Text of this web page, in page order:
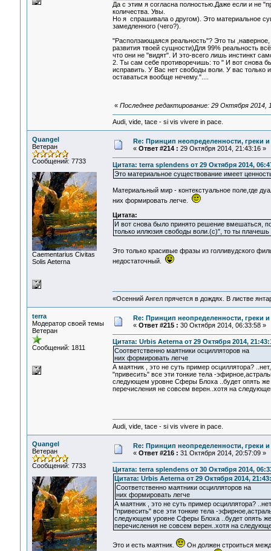
Да с этим я согласна полностью.Даже если и не
количества. Увы.
Но я спрашивала о другом). Это материальное
замедленного (чего?).
"Расползающаяся реальность"? Это ты
развития твоей сущности)Для 99% реальность
что они не "видят". И это-всего лишь инстинкт
2. Ты сам себе противоречишь: то " И вот снова
исправить. У Вас нет свободы воли. У вас
оставаться вообще нечему."....
« Последнее редактирование: 29 Октября 2014,
Audi, vide, tace - si vis vivere in pace.
Quangel
Ветеран
Сообщений: 7733
Сaementarius Civitas
Solis Aeterna
Re: Принцип неопределенности, греки
« Ответ #214 : 29 Октября 2014, 21:43:16 »
Цитата: terra splendens от 29 Октября 2014,
Это материальное существование имеет
Материальный мир - контекстуальное поле,где
них формировать легче.
Цитата:
И вот снова было принято решение вмешаться,
только иллюзия свободы воли.(с)", то ты
Это только красивые фразы из голливудского
недостаточный.
«Осенний Ангел прячется в дождях. В листве
terra
Модератор своей темы
Ветеран
Сообщений: 1811
Re: Принцип неопределенности, греки
« Ответ #215 : 30 Октября 2014, 06:33:58 »
Цитата: Urbis Aeterna от 29 Октября 2014,
Соответственно маятники осцилляторов на
них формировать легче
А маятник , это не суть пример осциллятора?
"привесить" все эти тонкие тела -
следующем уровне Сферы Блоха ..будет опять же
перечисления не совсем верен..хотя на
Audi, vide, tace - si vis vivere in pace.
Quangel
Ветеран
Сообщений: 7733
Re: Принцип неопределенности, греки
« Ответ #216 : 31 Октября 2014, 20:57:09 »
Цитата: terra splendens от 30 Октября 2014,
Цитата: Urbis Aeterna от 29 Октября 2014,
Соответственно маятники осцилляторов на
них формировать легче
А маятник , это не суть пример осциллятора?
"привесить" все эти тонкие тела -
следующем уровне Сферы Блоха ..будет опять же
перечисления не совсем верен..хотя на
Это и есть маятник.
Он должен строиться